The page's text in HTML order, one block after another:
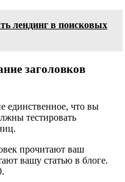
лендинг в поисковых
заголовков
единственное, что вы
тестировать
прочитают ваш
вашу статью в блоге.